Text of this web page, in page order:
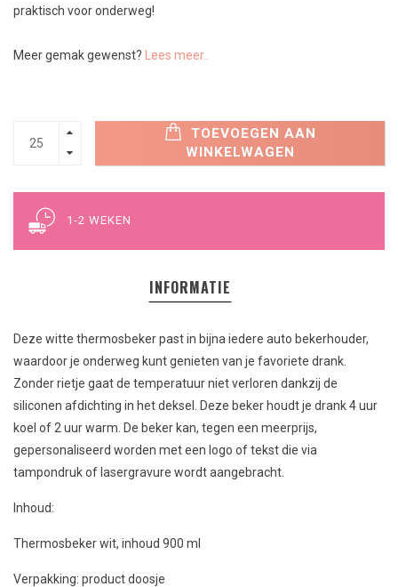
praktisch voor onderweg!
Meer gemak gewenst? Lees meer..
TOEVOEGEN AAN
WINKELWAGEN
1-2 WEKEN
INFORMATIE
Deze witte thermosbeker past in bijna iedere auto bekerhouder,
waardoor je onderweg kunt genieten van je favoriete drank.
Zonder rietje gaat de temperatuur niet verloren dankzij de
siliconen afdichting in het deksel. Deze beker houdt je drank 4 uur
koel of 2 uur warm. De beker kan, tegen een meerprijs,
gepersonaliseerd worden met een logo of tekst die via
tampondruk of lasergravure wordt aangebracht.
Inhoud:
Thermosbeker wit, inhoud 900 ml
Verpakking: product doosje